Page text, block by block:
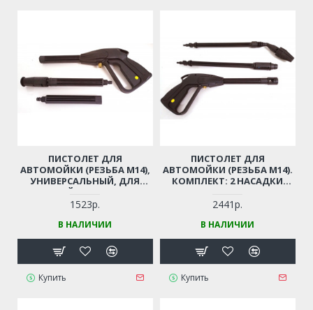
ПИСТОЛЕТ ДЛЯ
АВТОМОЙКИ (РЕЗЬБА М14),
УНИВЕРСАЛЬНЫЙ, ДЛЯ
КИТАЙСКИХ МОЕК
1523р.
В НАЛИЧИИ
Купить
ПИСТОЛЕТ ДЛЯ
АВТОМОЙКИ (РЕЗЬБА М14).
КОМПЛЕКТ: 2 НАСАДКИ
М14)
2441р.
В НАЛИЧИИ
Купить